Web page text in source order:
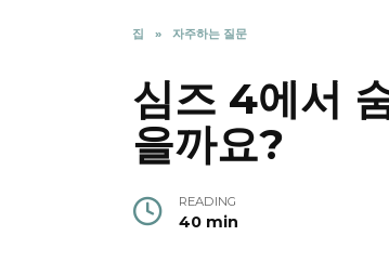
집 » 자주하는 질문
심즈 4에서
을까요?
READING
40 min